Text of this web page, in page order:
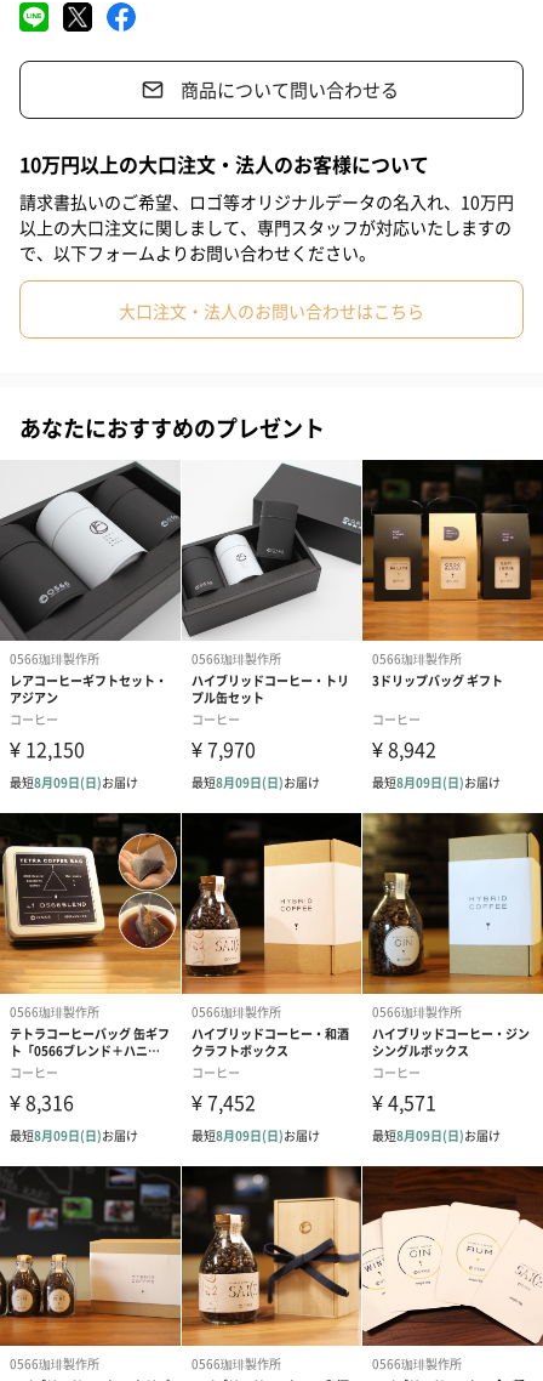
香りに包まれます。香り好きにはたまらないゲイシャです。 アテ
が栽培されています。
混ざり合い様々なマイクロクライメイトをつくり出し、この気候
がアティトラン特有のリッチなアロマ、キリッとした酸味、深い
コクを もった素晴しいコーヒーを生み出します。セイラン農園は
アティトランを代表する農園のひとつです。
002コピルアック
幻のコーヒー、コピ ルアックです！つまり、マンデリンの生産
地、北スマトラのトバ湖周辺のルアック、名付けてルアック マ
ンデリン！
ルアックの香りは独特でコーヒーで感じたことのない甘い香りは
あなたを魅了するに違いありません。
まるで「媚薬」ともたとえられる香りはルアックだけのもので
す。
幻のコーヒー「コピ ルアック」はルアックと呼ばれるジャコウ
ネコから出る未消化のコーヒー豆です。ルアックは熟した旨いコ
ーヒーの実が好物なのでその完熟コーヒーの実、コーヒー豆が体
内酵素の作用によって独特の芳香が生まれると言われています。
003ガラパゴスクイーン
柑橘系果実の香りが広がる、 ブルボン種100％コーヒーです。
とにかく単純に「旨いコーヒー」です。 口の中に入れたとたん柑
橘系果実の香りが「ぶわわぁーーっと」広がります。
まるで体ごと香りに包まれるような感覚、そして飛びぬけたバラ
ンスの良さは秀逸です。ダーウィンの進化論、あのガラパゴス諸
島からの1級品。「これを嫌いな人はいない」誰が飲んでも満足で
きると言ってよいほどに香り、旨み、コクが素晴らしい！
旨さの秘密は、
1に品種がブルボン100％。
2に特殊な微気候という環境。
3にガラパゴスの魔法?
#敬老の日
#退職祝い #送別会 #義母
#兄 #取引先男性 #取引先女性 #親戚男性 #親戚女性
#小学生高学年の男の子 #小学生高学年の女の子 #男子中学生
#男友達 #男性 #女性 #夫 #妻 #父親 #母親
#同僚男性 #男子大学生 #女子大学生
#20代前半 #20代後半 #30代 #50代 #70代
#80代 #90代
商品について問い合わせる
10万円以上の大口注文・法人のお客様について
請求書払いのご希望、ロゴ等オリジナルデータの名入れ、10万円
以上の大口注文に関しまして、専門スタッフが対応いたしますの
で、以下フォームよりお問い合わせください。
大口注文・法人のお問い合わせはこちら
あなたにおすすめのプレゼント